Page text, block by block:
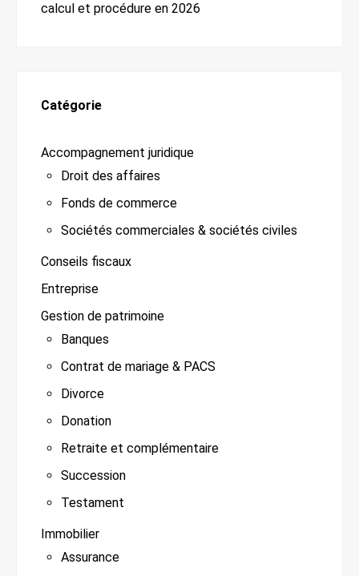
calcul et procédure en 2026
Catégorie
Accompagnement juridique
Droit des affaires
Fonds de commerce
Sociétés commerciales & sociétés civiles
Conseils fiscaux
Entreprise
Gestion de patrimoine
Banques
Contrat de mariage & PACS
Divorce
Donation
Retraite et complémentaire
Succession
Testament
Immobilier
Assurance